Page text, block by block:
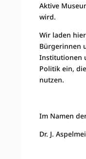
Aktive
wird.
Wir laden
Bürgerinnen
Institutionen
Politik ein,
nutzen.
Im Namen
Dr. J.